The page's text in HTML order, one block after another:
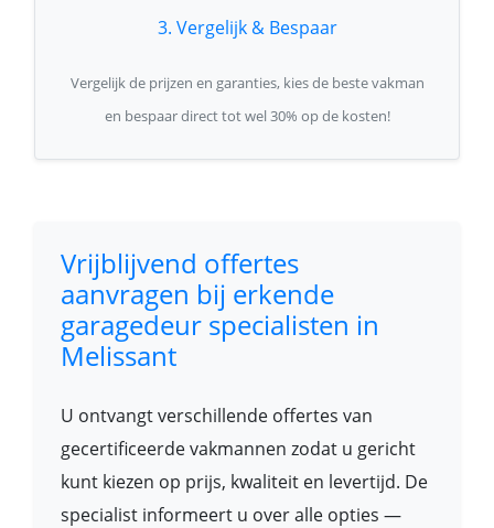
3. Vergelijk & Bespaar
Vergelijk de prijzen en garanties, kies de beste vakman
en bespaar direct tot wel 30% op de kosten!
Vrijblijvend offertes
aanvragen bij erkende
garagedeur specialisten in
Melissant
U ontvangt verschillende offertes van
gecertificeerde vakmannen zodat u gericht
kunt kiezen op prijs, kwaliteit en levertijd. De
specialist informeert u over alle opties —